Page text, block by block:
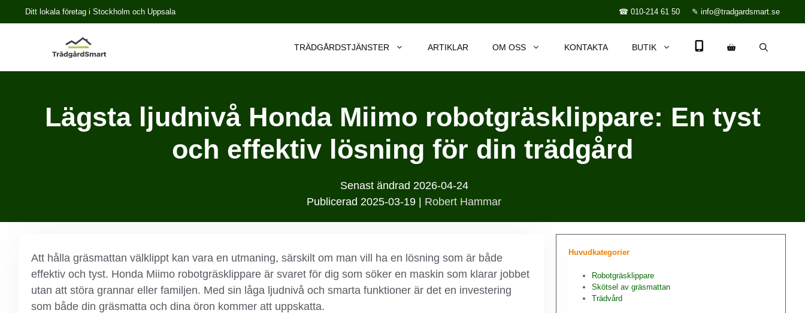
☎ 010-214 61 50 ✎ info@tradgardsmart.se
Ditt lokala företag i Stockholm och Uppsala
TRÄDGÅRDSTJÄNSTER ARTIKLAR OM OSS KONTAKTA BUTIK
Lägsta ljudnivå Honda Miimo robotgräsklippare: En tyst
och effektiv lösning för din trädgård
Senast ändrad 2026-04-24
Publicerad 2025-03-19 Robert Hammar
Att hålla gräsmattan välklippt kan vara en utmaning, särskilt om man vill ha en lösning som är både
effektiv och tyst. Honda Miimo robotgräsklippare är svaret för dig som söker en maskin som klarar jobbet
utan att störa grannar eller familjen. Med sin låga ljudnivå och smarta funktioner är det en investering
som både din gräsmatta och dina öron kommer att uppskatta.
Huvudkategorier
Robotgräsklippare
Skötsel av gräsmattan
Trädvård